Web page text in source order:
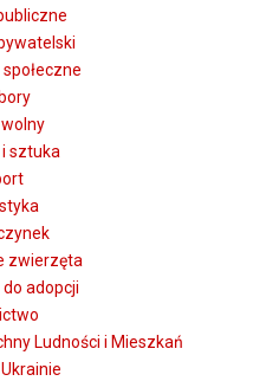
i sztuka
zwierzęta
adopcji
Ludności i Mieszkań